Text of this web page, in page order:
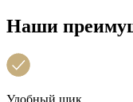
Наши
Удобный шик